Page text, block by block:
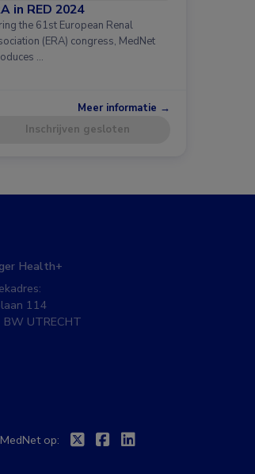
in RED 2024
the 61st European Renal
(ERA) congress, MedNet
…
Meer informatie →
Inschrijven gesloten
Health+
114
UTRECHT
op: TwitterFacebook
Linkedin